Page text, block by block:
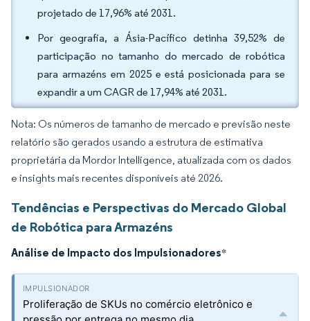
projetado de 17,96% até 2031.
Por geografia, a Ásia-Pacífico detinha 39,52% de
participação no tamanho do mercado de robótica
para armazéns em 2025 e está posicionada para se
expandir a um CAGR de 17,94% até 2031.
Nota: Os números de tamanho de mercado e previsão neste
relatório são gerados usando a estrutura de estimativa
proprietária da Mordor Intelligence, atualizada com os dados
e insights mais recentes disponíveis até 2026.
Tendências e Perspectivas do Mercado Global
de Robótica para Armazéns
Análise de Impacto dos Impulsionadores*
Proliferação de SKUs no comércio eletrônico e